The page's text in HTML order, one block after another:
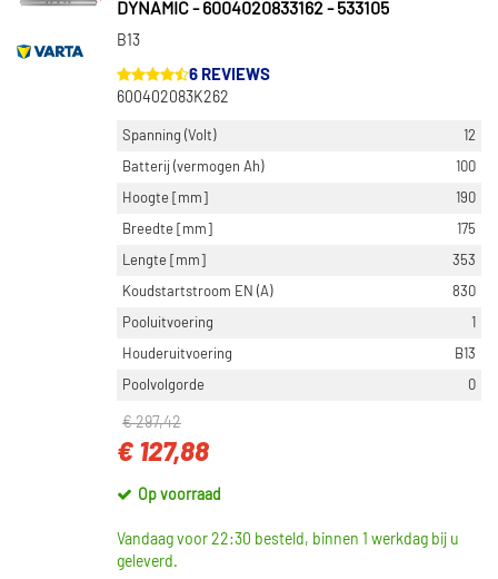
DYNAMIC - 6004020833162 - 533105
B13
6 REVIEWS
600402083K262
Spanning (Volt)
12
Batterij (vermogen Ah)
100
Hoogte [mm]
190
Breedte [mm]
175
Lengte [mm]
353
Koudstartstroom EN (A)
830
Pooluitvoering
1
Houderuitvoering
B13
Poolvolgorde
0
€ 297,42
€ 127,88
Op voorraad
Vandaag voor 22:30 besteld, binnen 1 werkdag bij u
geleverd.